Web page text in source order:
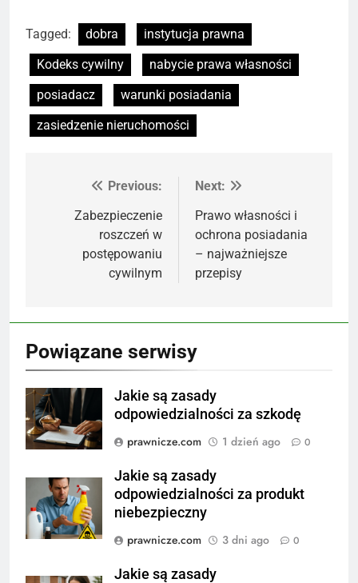
Tagged: dobra
instytucja prawna
Kodeks cywilny
nabycie prawa własności
posiadacz
warunki posiadania
zasiedzenie nieruchomości
Nawigacja
wpisu
Previous:
Zabezpieczenie
roszczeń w
postępowaniu
cywilnym
Next:
Prawo własności i
ochrona posiadania
– najważniejsze
przepisy
Powiązane serwisy
Jakie są zasady
odpowiedzialności za szkodę
prawnicze.com
1 dzień ago 0
Jakie są zasady
odpowiedzialności za produkt
niebezpieczny
prawnicze.com
3 dni ago 0
Jakie są zasady